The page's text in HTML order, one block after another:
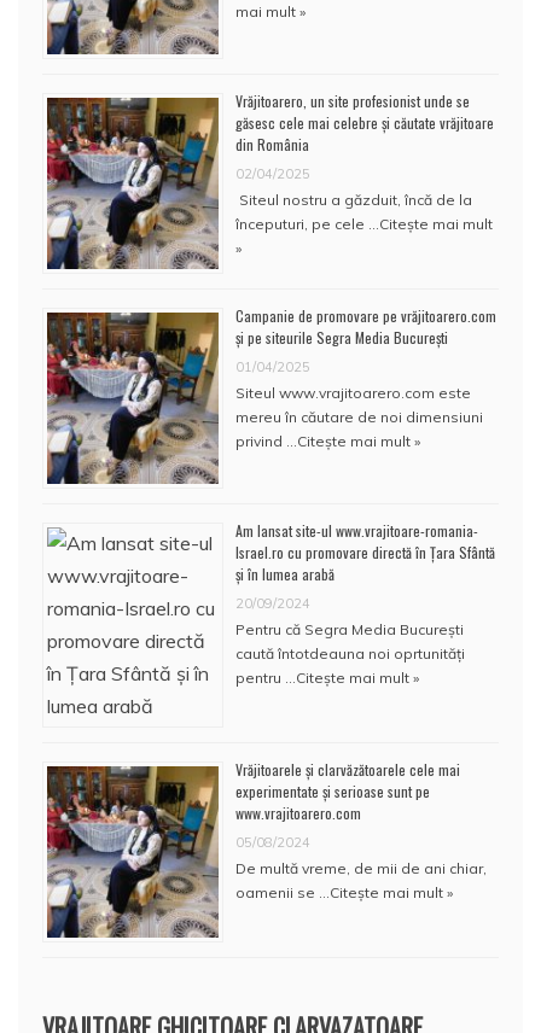
mai mult »
Vrăjitoarero, un site profesionist unde se
găsesc cele mai celebre și căutate vrăjitoare
din România
02/04/2025
Siteul nostru a găzduit, încă de la
începuturi, pe cele … Citește mai mult
»
Campanie de promovare pe vrăjitoarero.com
și pe siteurile Segra Media București
01/04/2025
Siteul www.vrajitoarero.com este
mereu în căutare de noi dimensiuni
privind … Citește mai mult »
Am lansat site-ul www.vrajitoare-romania-
Israel.ro cu promovare directă în Țara Sfântă
și în lumea arabă
20/09/2024
Pentru că Segra Media București
caută întotdeauna noi oprtunități
pentru … Citește mai mult »
Vrăjitoarele și clarvăzătoarele cele mai
experimentate și serioase sunt pe
www.vrajitoarero.com
05/08/2024
De multă vreme, de mii de ani chiar,
oamenii se … Citește mai mult »